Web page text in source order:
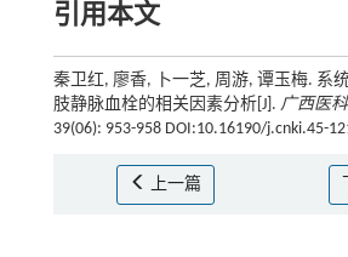
引用本文
秦卫红, 廖香, 卜一芝, 周游, 谭玉梅. 系
肢静脉血栓的相关因素分析[J]. 广西医
39(06): 953-958 DOI:10.16190/j.cnki.45-
上一篇